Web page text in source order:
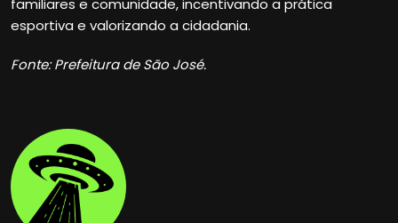
familiares e comunidade, incentivando a prática
esportiva e valorizando a cidadania.
Fonte: Prefeitura de São José.